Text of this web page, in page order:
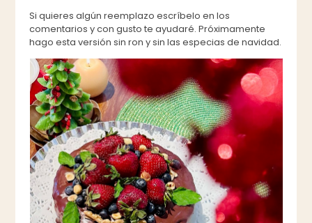
Si quieres algún reemplazo escríbelo en los
comentarios y con gusto te ayudaré. Próximamente
hago esta versión sin ron y sin las especias de navidad.